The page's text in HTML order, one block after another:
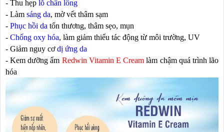
- Thu hẹp lỗ chân lông
- Làm sáng da, mờ vết thâm sạm
- Phục hồi da tổn thương, thâm sẹo, mụn
- Chống oxy hóa, làm giảm thiểu tác động từ môi trường, UV
- Giảm nguy cơdị ứng da
- Kem dưỡng ẩm Redwin Vitamin E Cream làm chậm quá trình lão
hóa